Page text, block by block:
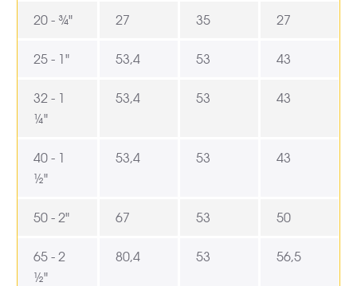
20 - ¾" 27 35 27
25 - 1" 53,4 53 43
32 - 1
¼"
53,4 53 43
40 - 1
½"
53,4 53 43
50 - 2" 67 53 50
65 - 2
½"
80,4 53 56,5